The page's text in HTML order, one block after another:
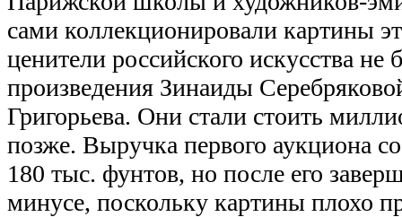
сами коллекционировали картины
ценители российского искусства не
произведения Зинаиды
Григорьева. Они стали стоить
позже. Выручка первого аукциона
180 тыс. фунтов, но после его
минусе, поскольку картины плохо